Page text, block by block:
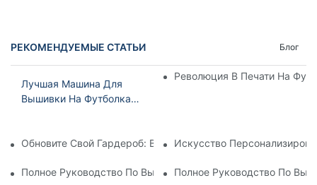
РЕКОМЕНДУЕМЫЕ СТАТЬИ Блог
Лучшая Машина Для
Вышивки На Футболках:
Лучшего В Отрасли
Революция В Печати На
Обновите Свой Гардероб: В Продаже Появилась Машина
Искусство
Полное Руководство По Вышивальным Машинам Для
Полное Руководство По